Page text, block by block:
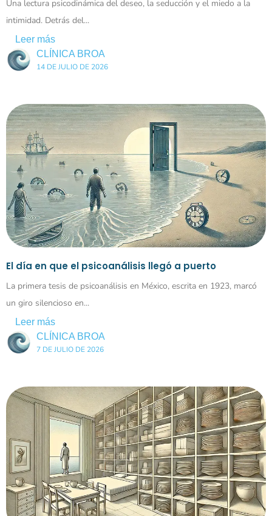
Una lectura psicodinámica del deseo, la seducción y el miedo a la
intimidad. Detrás del...
Leer más
CLÍNICA BROA
14 DE JULIO DE 2026
El día en que el psicoanálisis llegó a puerto
La primera tesis de psicoanálisis en México, escrita en 1923, marcó
un giro silencioso en...
Leer más
CLÍNICA BROA
7 DE JULIO DE 2026